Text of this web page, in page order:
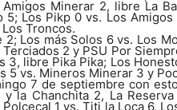
Minerar 2, libre La
5; Los Pikp 0 vs. Los
Troncos.
Los más Solos 6 vs. Los
2 y PSU Por
3, libre Pika Pika; Los
5 vs. Mineros Minerar 3 y
7 de septiembre con
la Chanchita 2, La
1 vs. Titi la Loca 6,